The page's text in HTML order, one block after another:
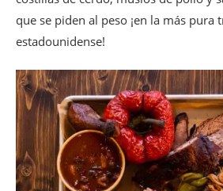
que se piden al peso ¡en la más pura
estadounidense!